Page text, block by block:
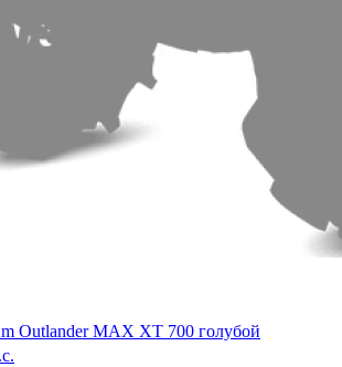
Outlander MAX XT 700 голубой